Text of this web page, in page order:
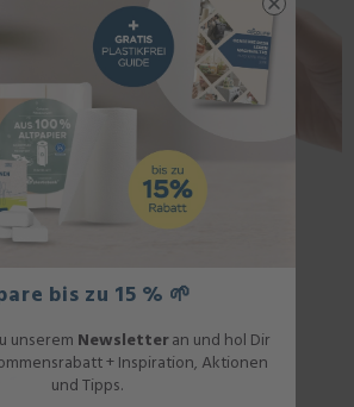
bis zu 15 % 🌱
unserem Newsletter an und hol Dir
+ Inspiration, Aktionen
und Tipps.